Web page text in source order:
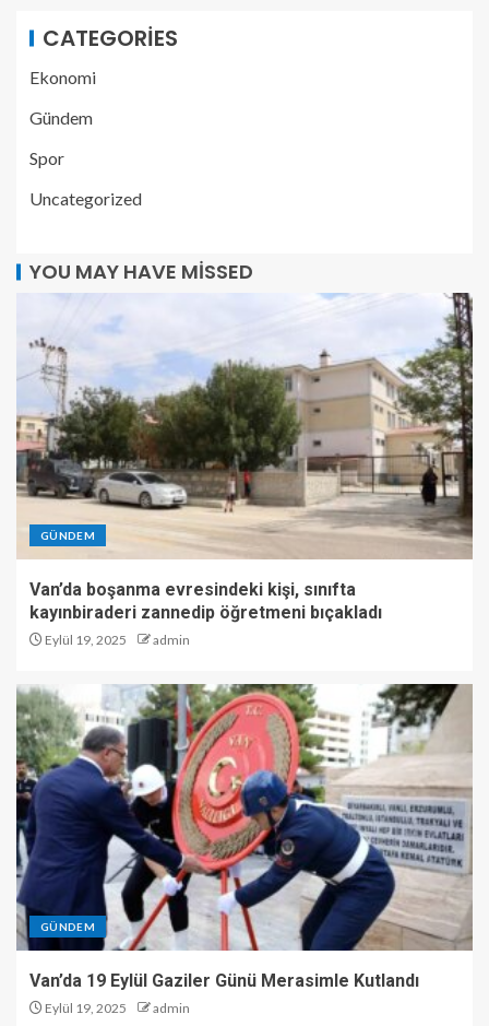
CATEGORIES
Ekonomi
Gündem
Spor
Uncategorized
YOU MAY HAVE MISSED
GÜNDEM
Van’da boşanma evresindeki kişi, sınıfta
kayınbiraderi zannedip öğretmeni bıçakladı
Eylül 19, 2025 admin
GÜNDEM
Van’da 19 Eylül Gaziler Günü Merasimle Kutlandı
Eylül 19, 2025 admin